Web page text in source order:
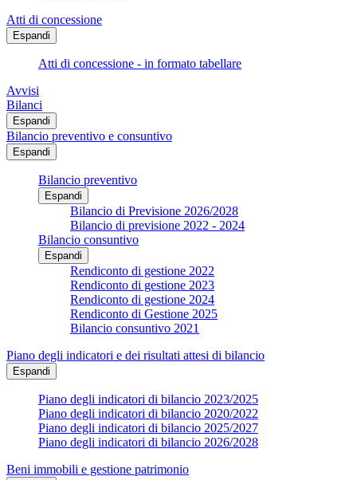
Atti di concessione
Espandi
Atti di concessione - in formato tabellare
Avvisi
Bilanci
Espandi
Bilancio preventivo e consuntivo
Espandi
Bilancio preventivo
Espandi
Bilancio di Previsione 2026/2028
Bilancio di previsione 2022 - 2024
Bilancio consuntivo
Espandi
Rendiconto di gestione 2022
Rendiconto di gestione 2023
Rendiconto di gestione 2024
Rendiconto di Gestione 2025
Bilancio consuntivo 2021
Piano degli indicatori e dei risultati attesi di bilancio
Espandi
Piano degli indicatori di bilancio 2023/2025
Piano degli indicatori di bilancio 2020/2022
Piano degli indicatori di bilancio 2025/2027
Piano degli indicatori di bilancio 2026/2028
Beni immobili e gestione patrimonio